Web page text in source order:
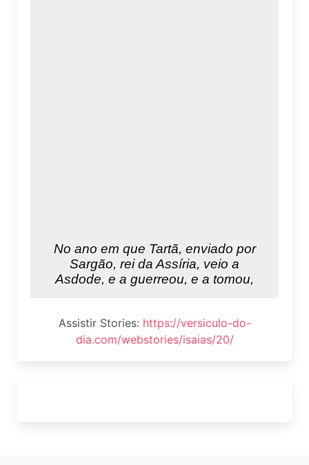
Assistir Stories: https://versiculo-do-
dia.com/webstories/isaias/20/